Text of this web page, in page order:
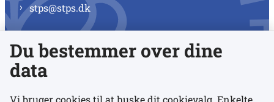
stps@stps.dk
Se alle kontaktnumre
Du bestemmer over dine
data
Vi bruger cookies til at huske dit cookievalg. Enkelte